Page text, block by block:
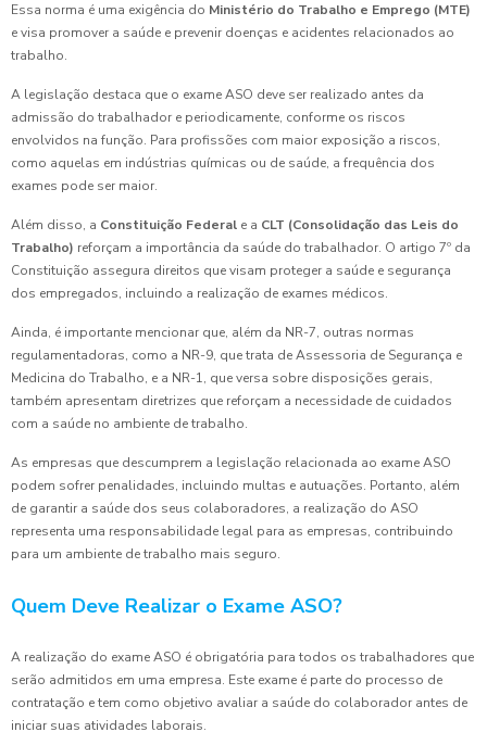
Essa norma é uma exigência do Ministério do Trabalho e Emprego (MTE)
e visa promover a saúde e prevenir doenças e acidentes relacionados ao
trabalho.
A legislação destaca que o exame ASO deve ser realizado antes da
admissão do trabalhador e periodicamente, conforme os riscos
envolvidos na função. Para profissões com maior exposição a riscos,
como aquelas em indústrias químicas ou de saúde, a frequência dos
exames pode ser maior.
Além disso, a Constituição Federal e a CLT (Consolidação das Leis do
Trabalho) reforçam a importância da saúde do trabalhador. O artigo 7º da
Constituição assegura direitos que visam proteger a saúde e segurança
dos empregados, incluindo a realização de exames médicos.
Ainda, é importante mencionar que, além da NR-7, outras normas
regulamentadoras, como a NR-9, que trata de Assessoria de Segurança e
Medicina do Trabalho, e a NR-1, que versa sobre disposições gerais,
também apresentam diretrizes que reforçam a necessidade de cuidados
com a saúde no ambiente de trabalho.
As empresas que descumprem a legislação relacionada ao exame ASO
podem sofrer penalidades, incluindo multas e autuações. Portanto, além
de garantir a saúde dos seus colaboradores, a realização do ASO
representa uma responsabilidade legal para as empresas, contribuindo
para um ambiente de trabalho mais seguro.
Quem Deve Realizar o Exame ASO?
A realização do exame ASO é obrigatória para todos os trabalhadores que
serão admitidos em uma empresa. Este exame é parte do processo de
contratação e tem como objetivo avaliar a saúde do colaborador antes de
iniciar suas atividades laborais.